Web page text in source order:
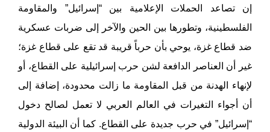
إن تصاعد الحملات الإعلامية بين “إسرائيل” والمقاومة
الفلسطينية، وتطورها بين الحين والآخر إلى ضربات عسكرية
ضد قطاع غزة، يوحي بأن حرباً قريبة قد تقع على قطاع غزة؛
غير أن العناصر الدافعة لشن حرب إسرائيلية على القطاع، أو
لإنهاء الهدنة من قبل المقاومة ما زالت محدودة، إضافة إلى
أن أجواء التغيرات في العالم العربي لا تعمل لصالح دخول
“إسرائيل” في حرب جديدة على القطاع. كما أن البيئة الدولية